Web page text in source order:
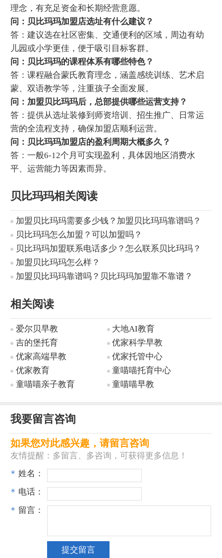
理念，有充足资金和长期经营意愿。
问：贝比玛玛加盟店选址有什么建议？
答：建议选在社区密集、交通便利的区域，周边有幼
儿园或小学更佳，便于吸引目标客群。
问：贝比玛玛的课程体系有哪些特色？
答：课程融合蒙氏教育理念，涵盖感统训练、艺术启
蒙、双语教学等，注重孩子全面发展。
问：加盟贝比玛玛后，总部提供哪些运营支持？
答：提供从选址装修到师资培训、招生推广、日常运
营的全流程支持，确保加盟店顺利运营。
问：贝比玛玛加盟店的盈利周期大概多久？
答：一般6-12个月可实现盈利，具体因地区消费水
平、运营能力等因素而异。
贝比玛玛相关阅读
加盟贝比玛玛需要多少钱？加盟贝比玛玛靠谱吗？
贝比玛玛怎么加盟？可以加盟吗？
贝比玛玛加盟联系电话多少？怎么联系贝比玛玛？
加盟贝比玛玛怎么样？
加盟贝比玛玛靠谱吗？贝比玛玛加盟靠不靠谱？
相关阅读
爱尔贝早教
大地AI教育
吉的堡托育
优家科学早教
优家高端早教
优家托管中心
优家教育
童喵喵托育中心
童喵喵亲子教育
童喵喵早教
我要留言咨询
如果您对此感兴趣，请留言咨询
友情提醒：多留言、多咨询，可获得更多信息！
* 姓名：
* 电话：
* 留言：